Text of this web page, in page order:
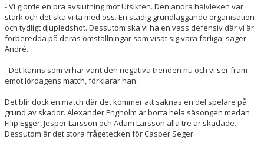
- Vi gjorde en bra avslutning mot Utsikten. Den andra halvleken var
stark och det ska vi ta med oss. En stadig grundläggande organisation
och tydligt djupledshot. Dessutom ska vi ha en vass defensiv där vi är
förberedda på deras omställningar som visat sig vara farliga, säger
André.
- Det känns som vi har vänt den negativa trenden nu och vi ser fram
emot lördagens match, förklarar han.
Det blir dock en match där det kommer att saknas en del spelare på
grund av skador. Alexander Engholm är borta hela säsongen medan
Filip Egger, Jesper Larsson och Adam Larsson alla tre är skadade.
Dessutom är det stora frågetecken för Casper Seger.